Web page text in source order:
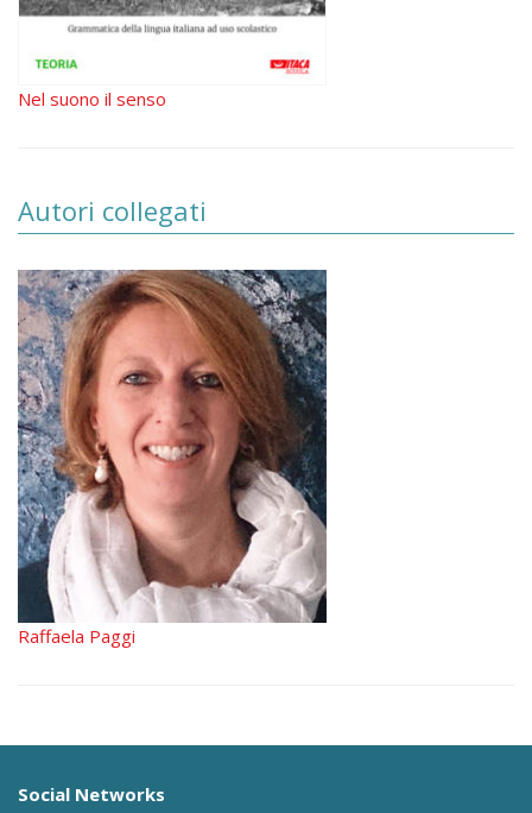
Nel suono il senso
Autori collegati
Raffaela Paggi
Social Networks